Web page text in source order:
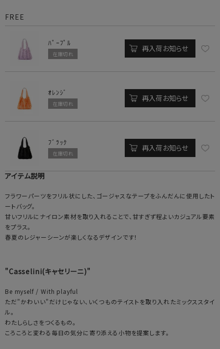
FREE
ﾊﾟｰﾌﾟﾙ
在庫切れ
再入荷お知らせ
ｵﾚﾝｼﾞ
在庫切れ
再入荷お知らせ
ﾌﾞﾗｯｸ
在庫切れ
再入荷お知らせ
アイテム説明
フラワーパーツをフリル状にした、ゴージャスなテープをふんだんに使用したト
ートバッグ。
甘いフリルにナイロン素材を取り入れることで、甘すぎず程よいカジュアル要素
をプラス。
春夏のレジャーシーンが楽しくなるデザインです！
"Casselini(キャセリーニ)"
Be myself / With playful
ただ"かわいい"だけじゃない、いくつものテイストを取り入れたミックススタイ
ル。
わたしらしさをつくるもの。
ころころと変わる毎日の気分に寄り添える小物を提案します。